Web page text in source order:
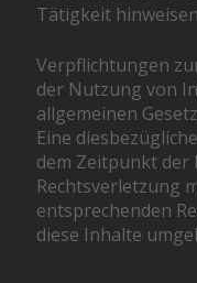
Tätigkeit
Verpflichtungen
der Nutzung von
allgemeinen
Eine
dem Zeitpunkt
Rechtsverletzung
entsprechenden
diese Inhalte